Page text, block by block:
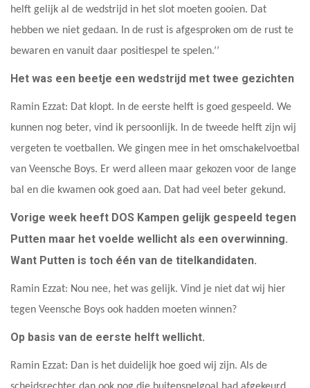
helft gelijk al de wedstrijd in het slot moeten gooien. Dat
hebben we niet gedaan. In de rust is afgesproken om de rust te
bewaren en vanuit daar positiespel te spelen.’’
Het was een beetje een wedstrijd met twee gezichten
Ramin Ezzat: Dat klopt. In de eerste helft is goed gespeeld. We
kunnen nog beter, vind ik persoonlijk. In de tweede helft zijn wij
vergeten te voetballen. We gingen mee in het omschakelvoetbal
van Veensche Boys. Er werd alleen maar gekozen voor de lange
bal en die kwamen ook goed aan. Dat had veel beter gekund.
Vorige week heeft DOS Kampen gelijk gespeeld tegen
Putten maar het voelde wellicht als een overwinning.
Want Putten is toch één van de titelkandidaten.
Ramin Ezzat: Nou nee, het was gelijk. Vind je niet dat wij hier
tegen Veensche Boys ook hadden moeten winnen?
Op basis van de eerste helft wellicht.
Ramin Ezzat: Dan is het duidelijk hoe goed wij zijn. Als de